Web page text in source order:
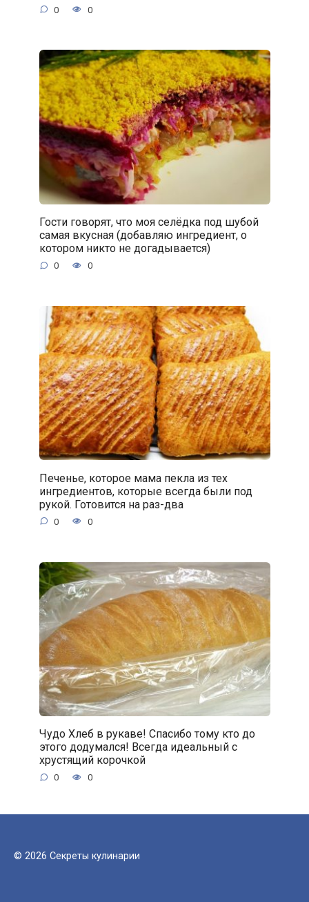
0 0
Гости говорят, что моя селёдка под шубой
самая вкусная (добавляю ингредиент, о
котором никто не догадывается)
0 0
Печенье, которое мама пекла из тех
ингредиентов, которые всегда были под
рукой. Готовится на раз-два
0 0
Чудо Хлеб в рукаве! Спасибо тому кто до
этого додумался! Всегда идеальный с
хрустящий корочкой
0 0
© 2026 Секреты кулинарии